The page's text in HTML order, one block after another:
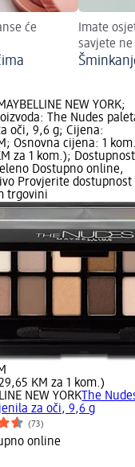
će
Imate
savjete
NEW YORK;
The Nudes
oči, 9,6 g; Cijena:
Osnovna cijena: 1 kom.
za 1 kom.);
Dostupno online,
Provjerite dostupnost
trgovini
KM za 1 kom.)
NEW YORKThe
za oči, 9,6 g
(73)
online